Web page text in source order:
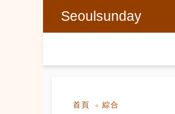
Seoulsunday
首頁 綜合